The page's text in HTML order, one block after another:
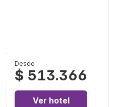
Desde
$ 513.366
Ver hotel